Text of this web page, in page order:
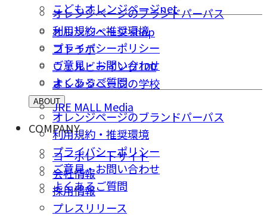
こどもオレンジページnet
オレンジページ shop
コトラボ
ウェルビーイング100
オレンジページの学校
JRE MALL Media
オレンジページのブランドパーパス
利用規約・推奨環境
プライバシーポリシー
ご意⾒・お問い合わせ
よくあるご質問
ABOUT
オレンジページのブランドパーパス
利用規約・推奨環境
プライバシーポリシー
ご意⾒・お問い合わせ
よくあるご質問
COMPANY
コーポレートサイト
会社情報
採⽤情報
プレスリリース